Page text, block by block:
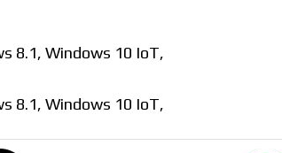
8.1, Windows 10 IoT,
8.1, Windows 10 IoT,